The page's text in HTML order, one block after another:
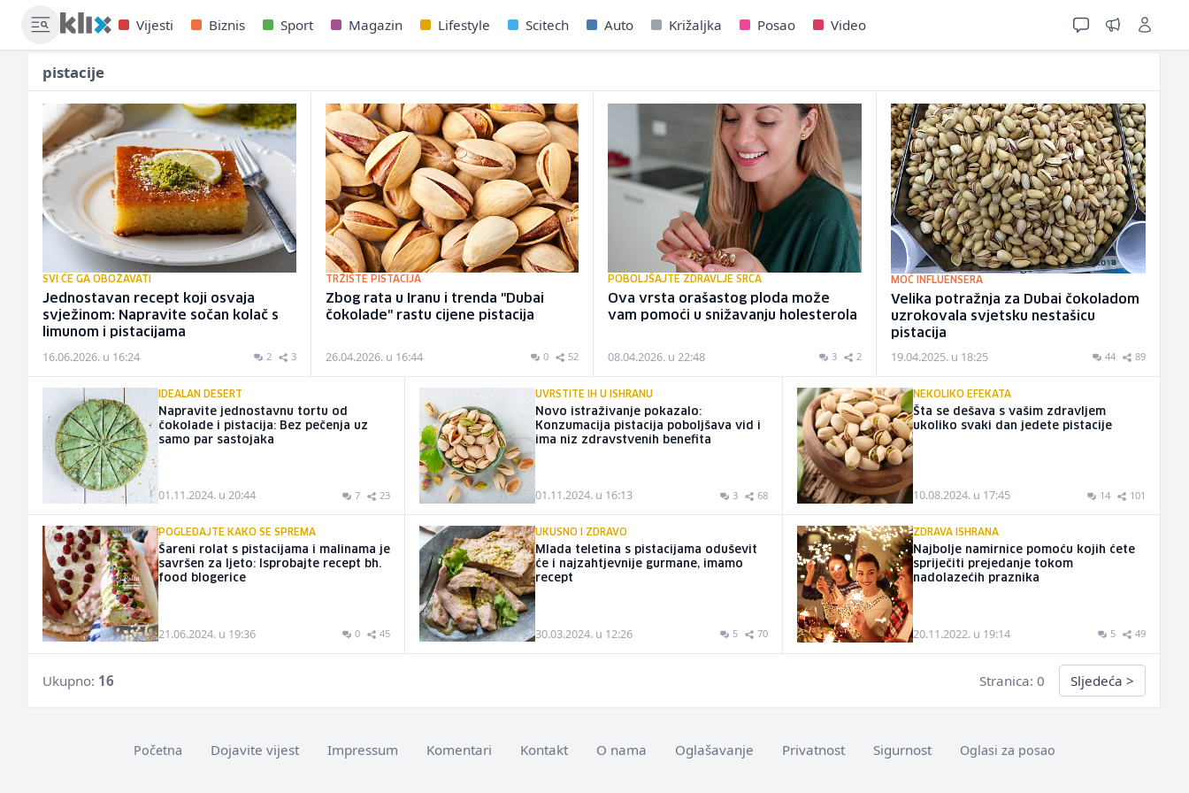
Vijesti Biznis Sport Magazin Lifestyle Scitech Auto Križaljka Posao Video
pistacije
SVI ĆE GA OBOŽAVATI
Jednostavan recept koji osvaja
svježinom: Napravite sočan kolač s
limunom i pistacijama
16.06.2026. u 16:24 2 3
TRŽIŠTE PISTACIJA
Zbog rata u Iranu i trenda "Dubai
čokolade" rastu cijene pistacija
26.04.2026. u 16:44 0 52
POBOLJŠAJTE ZDRAVLJE SRCA
Ova vrsta orašastog ploda može
vam pomoći u snižavanju holesterola
08.04.2026. u 22:48 3 2
MOĆ INFLUENSERA
Velika potražnja za Dubai čokoladom
uzrokovala svjetsku nestašicu
pistacija
19.04.2025. u 18:25 44 89
IDEALAN DESERT
Napravite jednostavnu tortu od
čokolade i pistacija: Bez pečenja uz
samo par sastojaka
01.11.2024. u 20:44 7 23
UVRSTITE IH U ISHRANU
Novo istraživanje pokazalo:
Konzumacija pistacija poboljšava vid i
ima niz zdravstvenih benefita
01.11.2024. u 16:13 3 68
NEKOLIKO EFEKATA
Šta se dešava s vašim zdravljem
ukoliko svaki dan jedete pistacije
10.08.2024. u 17:45 14 101
POGLEDAJTE KAKO SE SPREMA
Šareni rolat s pistacijama i malinama je
savršen za ljeto: Isprobajte recept bh.
food blogerice
21.06.2024. u 19:36 0 45
UKUSNO I ZDRAVO
Mlada teletina s pistacijama oduševit
će i najzahtjevnije gurmane, imamo
recept
30.03.2024. u 12:26 5 70
ZDRAVA ISHRANA
Najbolje namirnice pomoću kojih ćete
spriječiti prejedanje tokom
nadolazećih praznika
20.11.2022. u 19:14 5 49
Ukupno: 16 Stranica: 0 Sljedeća >
Početna Dojavite vijest Impressum Komentari Kontakt O nama Oglašavanje Privatnost Sigurnost Oglasi za posao